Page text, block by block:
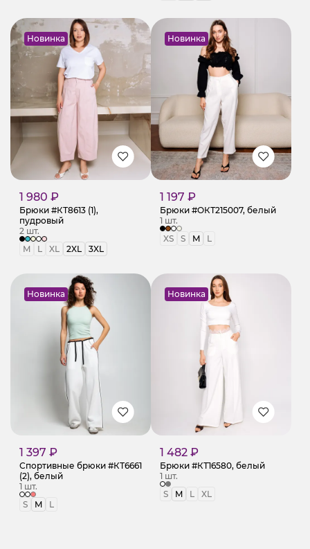
Новинка
1 980 ₽
Брюки #КТ8613 (1),
пудровый
2 шт.
M
L XL 2XL 3XL
Новинка
1 197 ₽
Брюки #ОКТ215007, белый
1 шт.
XS
S M L
Новинка
1 397 ₽
Спортивные брюки #КТ6661
(2), белый
1 шт.
S
M L
Новинка
1 482 ₽
Брюки #КТ16580, белый
1 шт.
S
M L XL